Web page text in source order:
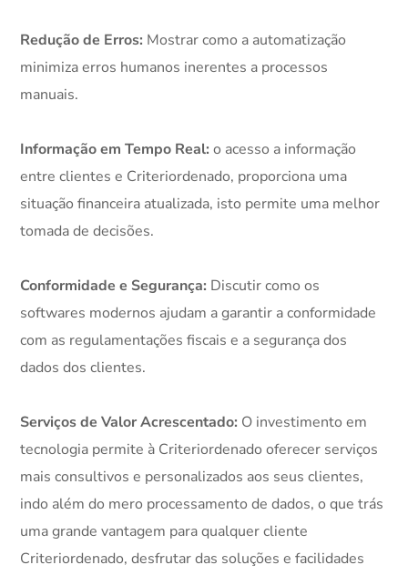
Redução de Erros: Mostrar como a automatização
minimiza erros humanos inerentes a processos
manuais.
Informação em Tempo Real:o acesso a informação
entre clientes e Criteriordenado, proporciona uma
situação financeira atualizada, isto permite uma melhor
tomada de decisões.
Conformidade e Segurança: Discutir como os
softwares modernos ajudam a garantir a conformidade
com as regulamentações fiscais e a segurança dos
dados dos clientes.
Serviços de Valor Acrescentado: O investimento em
tecnologia permite à Criteriordenado oferecer serviços
mais consultivos e personalizados aos seus clientes,
indo além do mero processamento de dados, o que trás
uma grande vantagem para qualquer cliente
Criteriordenado, desfrutar das soluções e facilidades